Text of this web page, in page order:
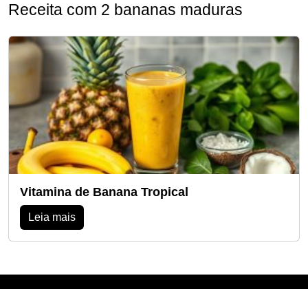
Receita com 2 bananas maduras
Vitamina de Banana Tropical
Leia mais